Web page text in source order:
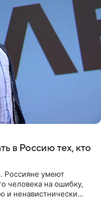
в Россию тех, кто
умеют
человека на ошибку,
и ненавистнически